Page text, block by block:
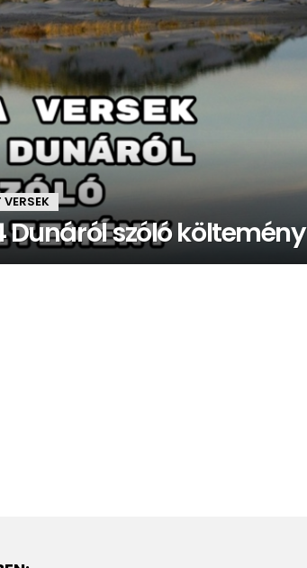
Dunáról szóló költemény